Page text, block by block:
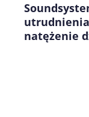
natężenie